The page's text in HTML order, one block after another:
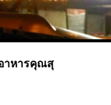
าหารคุณสุ